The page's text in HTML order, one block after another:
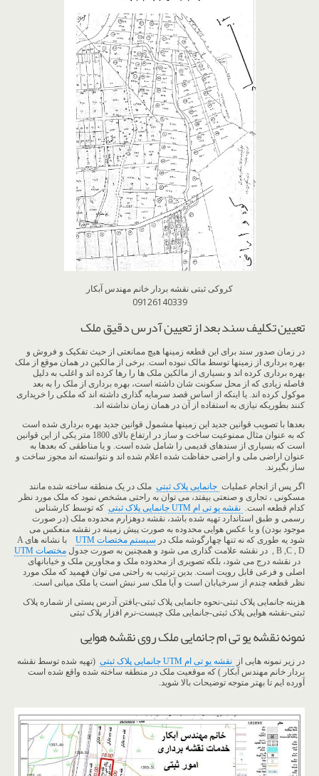
کروکی ثبتی نقشه بردار خانم مهندس آبکار
09126140339
تعیین تکلیف سند بعد از تعیین آدرس دقیق ملک
در زمان صدور سند برای این قطعه زمینها هیچ ممانعتی از حیث تفکیک و فروش و
بهره برداری از زمینها توسط مالک نبوده است. برخی از مالکین در همان موقع از ملک
بهره برداری کرده اند و بسیاری از مالکین ملک ها را رها کرده اند و اغلب به دلیل
فاصله زیادی که از محل سکونت شان داشته است، بهره برداری از ملک را به بعد
موکول کرده اند. یا اینکه از اساس قصد سرمایه گذاری داشته اند که ملکی را خریداری
کنند بطوریکه نیازی به استفاده از آن در همان زمان نداشته اند.
بعدها با تصویب قوانین جدید این زمینها مشمول قوانین جدید بهره برداری شده است
که به عنوان مثال ممنوعیت ساخت و ساز در ارتفاع بالای 1800 متر یکی از این قوانین
است که بسیاری از سندهای قدیمی را شامل شده است. و یا مناطقی که بعدها به
عنوان اراضی ملی و اراضی حفاظت شده اعلام شده اند و نتوانسته اند مجوز ساخت و
ساز بگیرند.
اگر پس از انجام عملیات جانمایی پلاک ثبتی ملک در یک منطقه ساخته شده مانند
مسکونی ، تجاری و صنعتی بیفتد، می توان به راحتی مشخص نمود که ملک مورد نظر
کدام قطعه است. نقشه یو تی ام UTM جانمایی پلاک ثبتی
که توسط کارشناس
رسمی و طبق استاندارد تهیه شده باشد، نقشه دوهزارم محدوده ملک (در صورت
موجود بودن) و یا عکس هوایی محدوده به صورت پیش زمینه در نقشه منعکس می
شود یه طوری که نه تنها چهارگوشه ملک در سیستم مختصات UTM
با نشانه های A
, B ,C , D در نقشه علامت گذاری می شود و همچنین به صورت جدول
مختصات UTM
در نقشه درج می شود، بلکه تصویری از محدوده ملک و مجاورین ملک و خیابانهای
اصلی و فرعی قابل رویت است. بدین ترتیب به راحتی می توان فهمید که ملک مورد
نظر قطعه چندم از سرخیابان است و آیا ملک سر نبش است یا ملک میانی است.
هزینه جانمایی پلاک ثبتی-نحوه جانمایی پلاک ثبتی-یافتن آدرس پستی از شماره پلاک
ثبتی-نقشه هوایی پلاک ثبتی-جانمایی ملک چیست-نرم افزار پلاک ثبتی
نمونه نقشه یو تی ام جانمایی ملک روی نقشه هوایی
در زیر نمونه هایی از نقشه یو تی ام UTM جانمایی پلاک ثبتی
(تهیه شده توسط نقشه
بردار خانم مهندس آبکار ) که موقعیت ملک در منطقه ساخته شده واقع شده است
آورده ایم تا بهتر متوجه توضیحات بالا شوید.